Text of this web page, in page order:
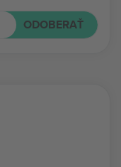
ODOBERAŤ